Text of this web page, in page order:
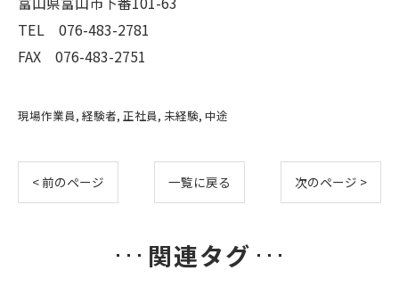
TEL 076-483-2781
FAX 076-483-2751
現場作業員 経験者 正社員 未経験 中途
< 前のページ 一覧に戻る 次のページ >
関連タグ